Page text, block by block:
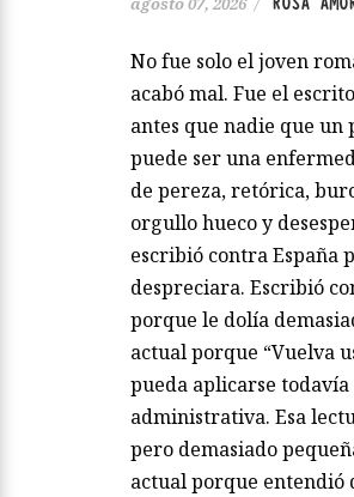
No fue solo el joven
acabó mal. Fue el
antes que nadie que un
puede ser una
de pereza, retórica,
orgullo hueco y
escribió contra España
despreciara. Escribió
porque le dolía
actual porque “Vuelva
pueda aplicarse
administrativa. Esa
pero demasiado
actual porque entendió